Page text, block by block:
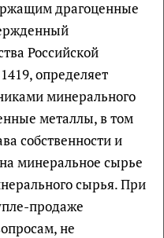
драгоценные
Российской
определяет
минерального
металлы, в том
собственности и
минеральное сырье
сырья. При
продаже
не